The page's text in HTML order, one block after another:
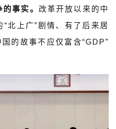
事实。 改革开放以来的中
北上广”剧情、有了后来居
国的故事不应仅富含“GDP”